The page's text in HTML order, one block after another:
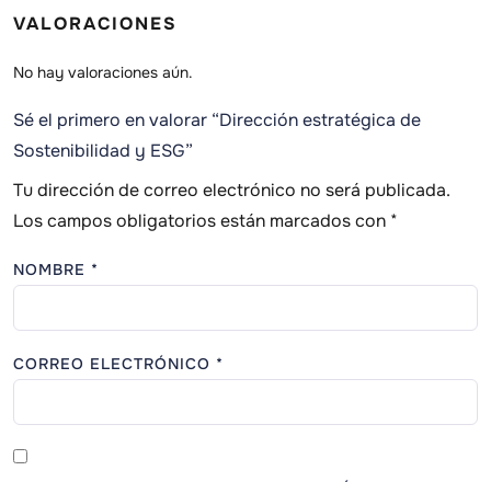
VALORACIONES
No hay valoraciones aún.
Sé el primero en valorar “Dirección estratégica de
Sostenibilidad y ESG”
Tu dirección de correo electrónico no será publicada.
Los campos obligatorios están marcados con *
NOMBRE *
CORREO ELECTRÓNICO *